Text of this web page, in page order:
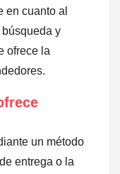
en cuanto al
y
ofrece la
un método
entrega o la